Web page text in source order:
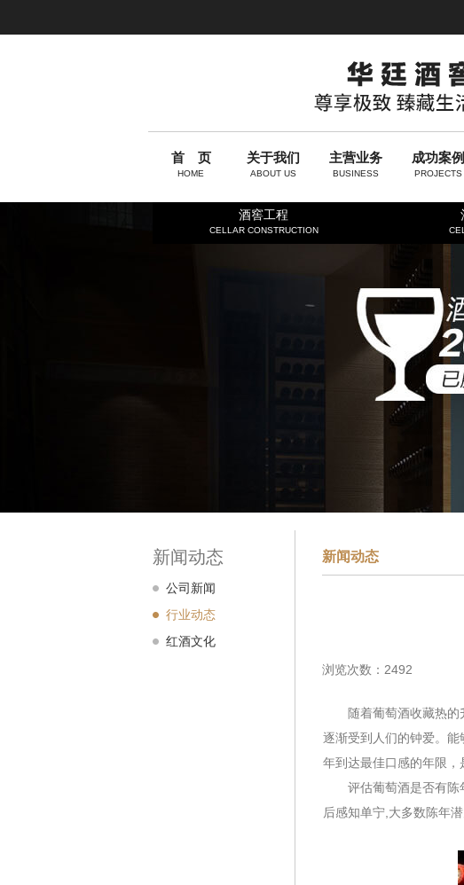
首 页
HOME
关于我们
ABOUT US
主营业务
BUSINESS
成功案例
PROJECTS
酒窖工程
CELLAR CONSTRUCTION
新闻动态
公司新闻
行业动态
红酒文化
新闻动态
浏览次数：2492
随着葡萄酒收藏热的升
逐渐受到人们的钟爱。
年到达最佳口感的年限，
评估葡萄酒是否有陈年
后感知单宁,大多数陈年